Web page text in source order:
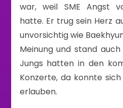
war, weil SME Angst
hatte. Er trug sein Herz
unvorsichtig wie
Meinung und stand
Jungs hatten in den
Konzerte, da konnte sich
erlauben.